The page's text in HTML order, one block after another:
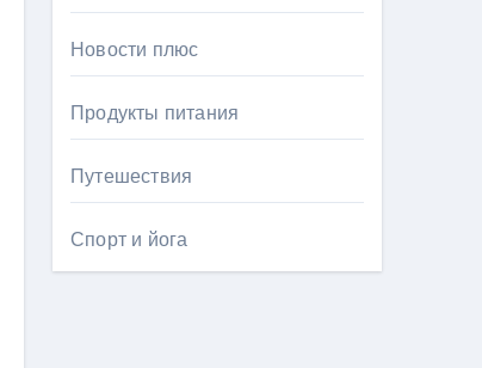
Новости плюс
Продукты питания
Путешествия
Спорт и йога